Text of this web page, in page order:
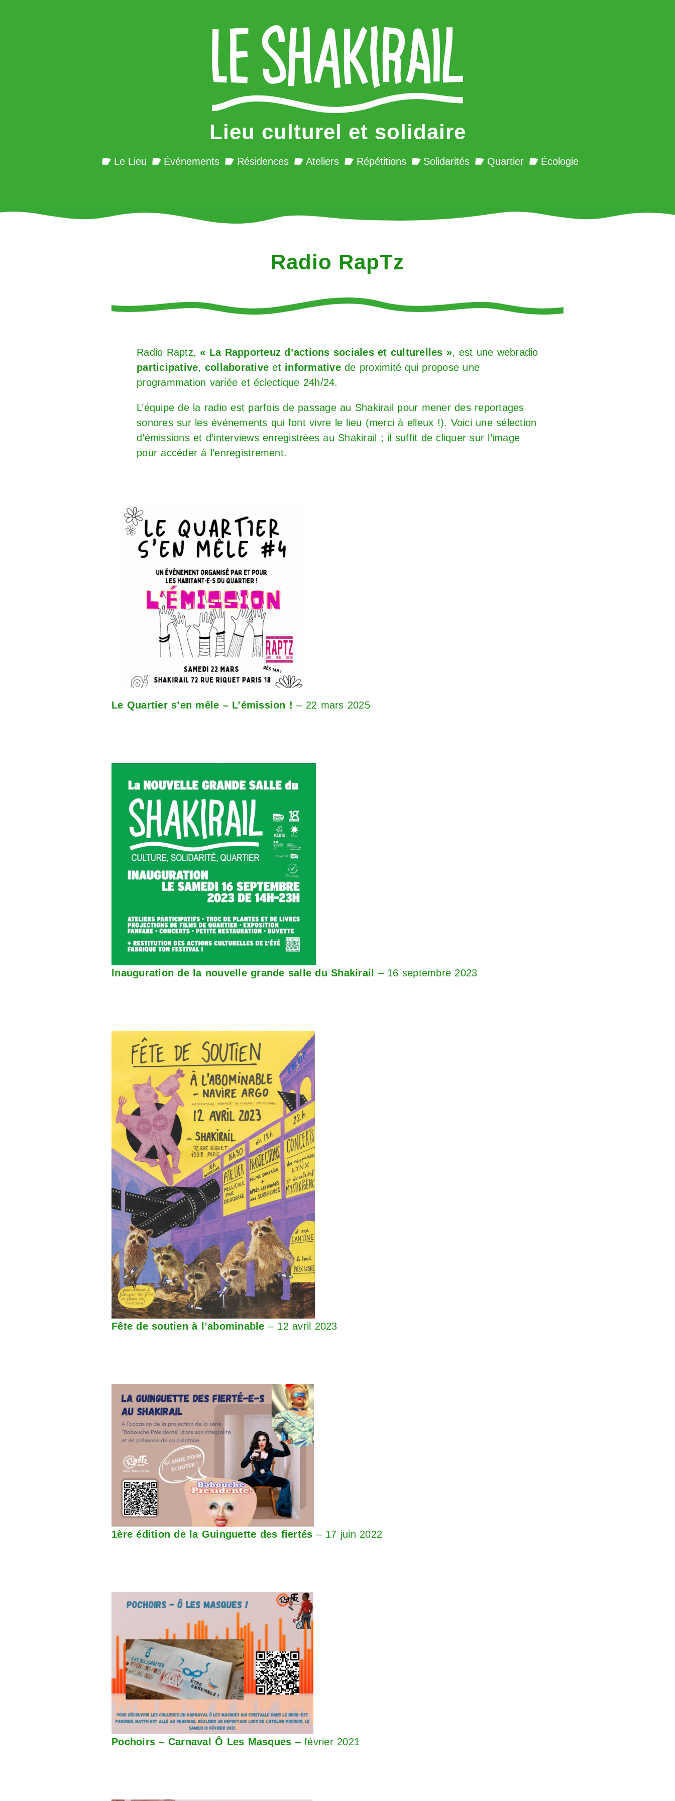
Lieu culturel et solidaire
Le Lieu Événements Résidences Ateliers Répétitions Solidarités Quartier Écologie
Radio RapTz
Radio Raptz, « La Rapporteuz d’actions sociales et culturelles », est une webradio
participative, collaborativeet informative de proximité qui propose une
programmation variée et éclectique 24h/24.
L’équipe de la radio est parfois de passage au Shakirail pour mener des reportages
sonores sur les événements qui font vivre le lieu (merci à elleux !). Voici une sélection
d’émissions et d’interviews enregistrées au Shakirail ; il suffit de cliquer sur l’image
pour accéder à l’enregistrement.
Le Quartier s’en mêle – L’émission !– 22 mars 2025
Inauguration de la nouvelle grande salle du Shakirail – 16 septembre 2023
Fête de soutien à l’abominable – 12 avril 2023
1ère édition de la Guinguette des fiertés – 17 juin 2022
Pochoirs – Carnaval Ô Les Masques – février 2021